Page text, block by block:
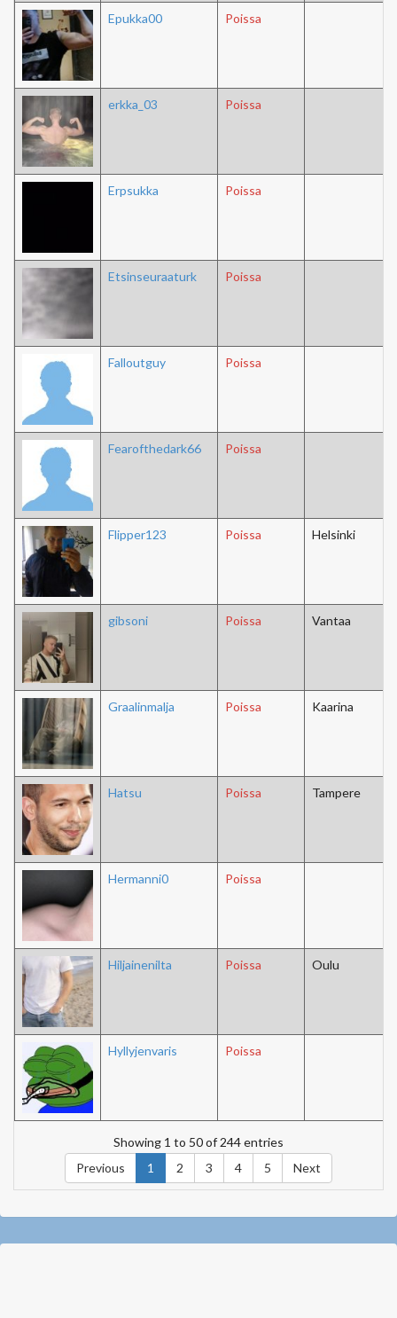
Epukka00 Poissa
erkka_03 Poissa
Erpsukka Poissa
Etsinseuraaturk Poissa
Falloutguy Poissa
Fearofthedark66 Poissa
Flipper123 Poissa Helsinki
gibsoni Poissa Vantaa
Graalinmalja Poissa Kaarina
Hatsu Poissa Tampere
Hermanni0 Poissa
Hiljainenilta Poissa Oulu
Hyllyjenvaris Poissa
Showing 1 to 50 of 244 entries
Previous
1 2 3 4 5 Next